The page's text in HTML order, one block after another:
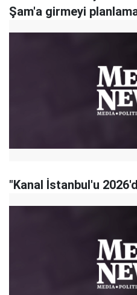
Şam'a girmeyi
"Kanal İstanbul'u